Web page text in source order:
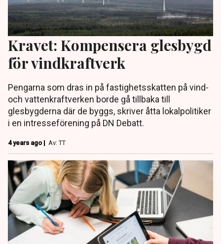
Kravet: Kompensera glesbygd
för vindkraftverk
Pengarna som dras in på fastighetsskatten på vind-
och vattenkraftverken borde gå tillbaka till
glesbygderna där de byggs, skriver åtta lokalpolitiker
i en intresseförening på DN Debatt.
4 years ago | Av: TT